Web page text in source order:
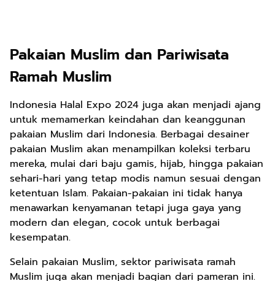
Pakaian Muslim dan Pariwisata
Ramah Muslim
Indonesia Halal Expo 2024 juga akan menjadi ajang
untuk memamerkan keindahan dan keanggunan
pakaian Muslim dari Indonesia. Berbagai desainer
pakaian Muslim akan menampilkan koleksi terbaru
mereka, mulai dari baju gamis, hijab, hingga pakaian
sehari-hari yang tetap modis namun sesuai dengan
ketentuan Islam. Pakaian-pakaian ini tidak hanya
menawarkan kenyamanan tetapi juga gaya yang
modern dan elegan, cocok untuk berbagai
kesempatan.
Selain pakaian Muslim, sektor pariwisata ramah
Muslim juga akan menjadi bagian dari pameran ini.